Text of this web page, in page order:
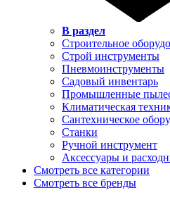
В раздел
Строительное
Строй инструменты
Пневмоинструменты
Садовый инвентарь
Промышленные
Климатическая
Сантехническое
Станки
Ручной инструмент
Аксессуары и
Смотреть все категории
Смотреть все бренды